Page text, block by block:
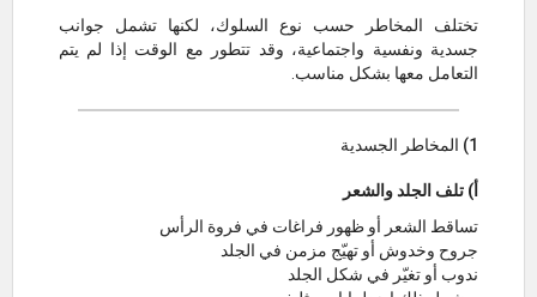
تختلف المخاطر حسب نوع السلوك، لكنها تشمل جوانب
جسدية ونفسية واجتماعية، وقد تتطور مع الوقت إذا لم يتم
التعامل معها بشكل مناسب.
1) المخاطر الجسدية
أ) تلف الجلد والشعر
تساقط الشعر أو ظهور فراغات في فروة الرأس
جروح وخدوش أو تهيّج مزمن في الجلد
ندوب أو تغيّر في شكل الجلد